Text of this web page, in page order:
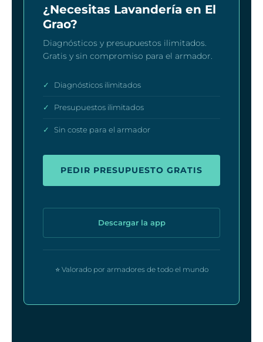
¿Necesitas Lavandería en El
Grao?
Diagnósticos y presupuestos ilimitados.
Gratis y sin compromiso para el armador.
✓ Diagnósticos ilimitados
✓ Presupuestos ilimitados
✓ Sin coste para el armador
PEDIR PRESUPUESTO GRATIS
Descargar la app
⭐ Valorado por armadores de todo el mundo